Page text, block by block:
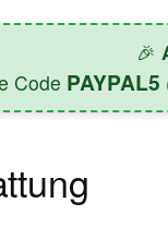
🎉
Code PAYPAL5